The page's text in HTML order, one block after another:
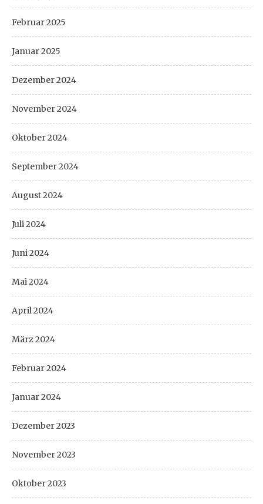
Februar 2025
Januar 2025
Dezember 2024
November 2024
Oktober 2024
September 2024
August 2024
Juli 2024
Juni 2024
Mai 2024
April 2024
März 2024
Februar 2024
Januar 2024
Dezember 2023
November 2023
Oktober 2023